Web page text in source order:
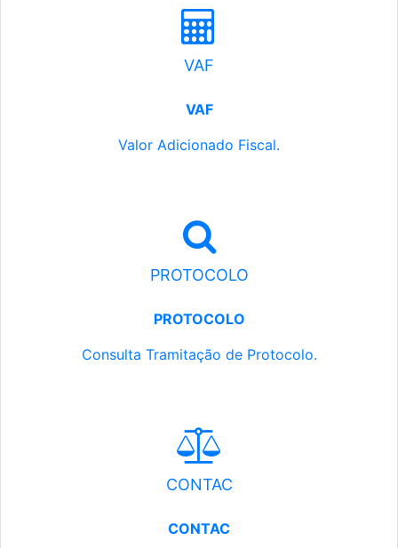
VAF
VAF
Valor Adicionado Fiscal.
PROTOCOLO
PROTOCOLO
Consulta Tramitação de Protocolo.
CONTAC
CONTAC